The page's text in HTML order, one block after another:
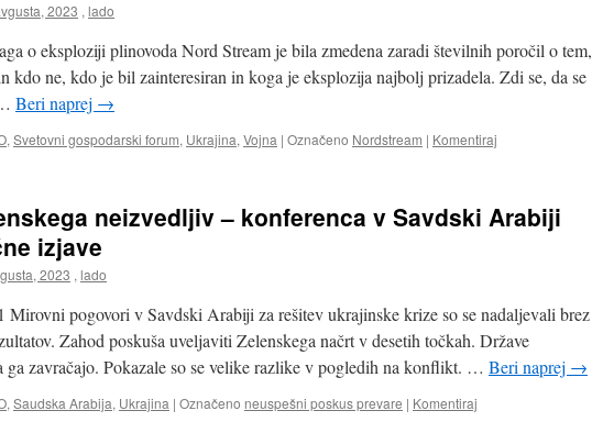
2023 , lado
o eksploziji plinovoda Nord Stream je bila zmedena zaradi številnih poročil o tem,
kdo ne, kdo je bil zainteresiran in koga je eksplozija najbolj prizadela. Zdi se, da se
Beri naprej →
, Svetovni gospodarski forum, Ukrajina, Vojna | Označeno Nordstream | Komentiraj
neizvedljiv – konferenca v Savdski Arabiji
izjave
2023 , lado
Mirovni pogovori v Savdski Arabiji za rešitev ukrajinske krize so se nadaljevali brez
Zahod poskuša uveljaviti Zelenskega načrt v desetih točkah. Države
ga zavračajo. Pokazale so se velike razlike v pogledih na konflikt. … Beri naprej →
, Saudska Arabija, Ukrajina | Označeno neuspešni poskus prevare | Komentiraj